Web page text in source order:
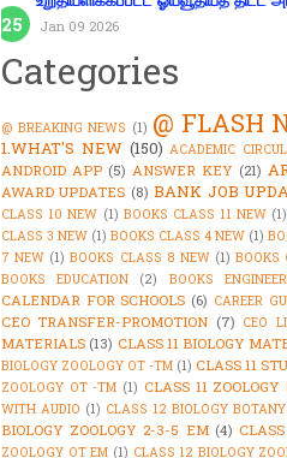
Jan 09 2026
Categories
@ BREAKING NEWS (1) @ FLASH
1.WHAT'S NEW (150) ACADEMIC
ANDROID APP (5) ANSWER KEY (21)
AWARD UPDATES (8) BANK JOB
CLASS 10 NEW (1) BOOKS CLASS 11 NEW (1)
CLASS 3 NEW (1) BOOKS CLASS 4 NEW (1)
7 NEW (1) BOOKS CLASS 8 NEW (1) BOOKS
BOOKS EDUCATION
(2) BOOKS
CALENDAR FOR SCHOOLS (6) CAREER
CEO TRANSFER-PROMOTION (7) CEO
MATERIALS (13) CLASS 11 BIOLOGY
BIOLOGY ZOOLOGY OT -TM (1) CLASS 11
ZOOLOGY OT -TM (1) CLASS 11
WITH AUDIO (1) CLASS 12 BIOLOGY
BIOLOGY ZOOLOGY 2-3-5 EM (4)
ZOOLOGY OT EM (1) CLASS 12 BIOLOGY